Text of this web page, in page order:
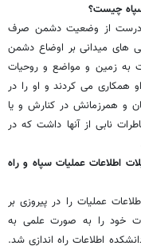
سپاه چیست؟
درست از وضعیت دشمن صرف
های میدانی بر اوضاع دشمن
به زمین و مواضع و روحیات
همکاری می کردند و او را در
و همرزمانش در کنارش و یا
نابی از آنها داشت که در
اطلاعات عملیات سپاه و راه
عملیات را در پیروزی بر
خود را به صورت علمی به
اطلاعات راه اندازی شد.